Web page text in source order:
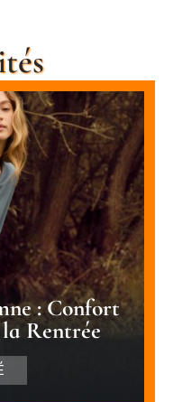
: Confort
Rentrée